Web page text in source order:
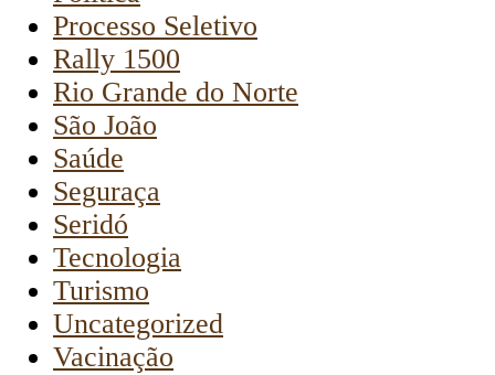
Processo Seletivo
Rally 1500
Rio Grande do Norte
São João
Saúde
Seguraça
Seridó
Tecnologia
Turismo
Uncategorized
Vacinação